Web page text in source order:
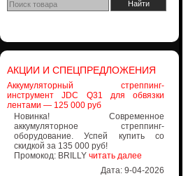
АКЦИИ И СПЕЦПРЕДЛОЖЕНИЯ
Аккумуляторный стреппинг-
инструмент JDC Q31 для обвязки
лентами — 125 000 руб
Новинка! Современное
аккумуляторное стреппинг-
оборудование. Успей купить со
скидкой за 135 000 руб!
Промокод: BRILLY читать далее
Дата: 9-04-2026